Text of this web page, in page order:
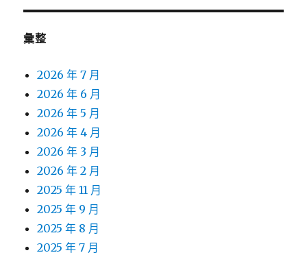
彙整
2026 年 7 月
2026 年 6 月
2026 年 5 月
2026 年 4 月
2026 年 3 月
2026 年 2 月
2025 年 11 月
2025 年 9 月
2025 年 8 月
2025 年 7 月